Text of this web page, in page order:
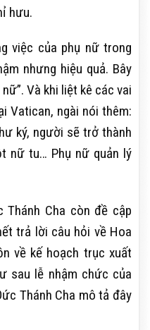
hưu.
việc của phụ nữ trong
nhưng hiệu quả. Bây
Và khi liệt kê các vai
Vatican, ngài nói thêm:
ký, người sẽ trở thành
nữ tu… Phụ nữ quản lý
Thánh Cha còn đề cập
trả lời câu hỏi về Hoa
về kế hoạch trục xuất
sau lễ nhậm chức của
Thánh Cha mô tả đây